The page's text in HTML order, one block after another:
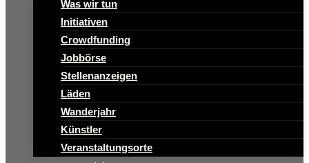
Was wir tun
Initiativen
Crowdfunding
Jobbörse
Stellenanzeigen
Läden
Wanderjahr
Künstler
Veranstaltungsorte